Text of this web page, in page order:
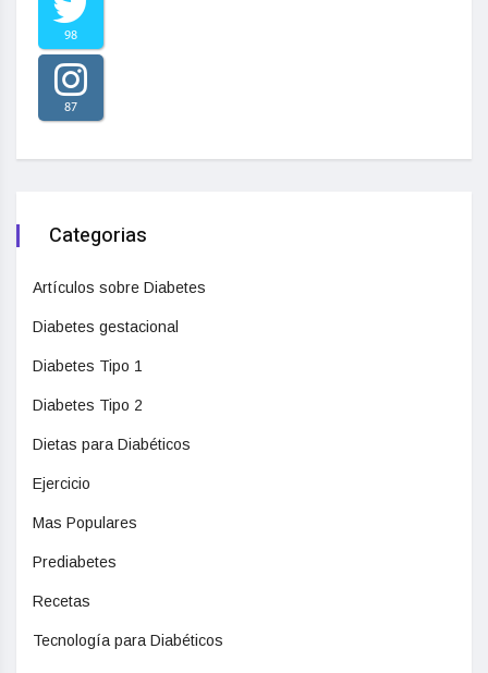
98
87
Categorias
Artículos sobre Diabetes
Diabetes gestacional
Diabetes Tipo 1
Diabetes Tipo 2
Dietas para Diabéticos
Ejercicio
Mas Populares
Prediabetes
Recetas
Tecnología para Diabéticos